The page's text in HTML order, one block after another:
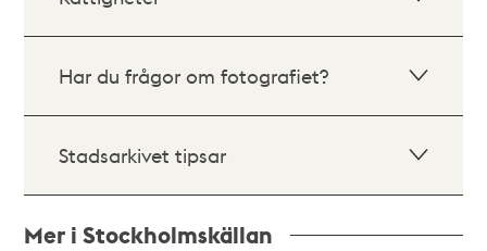
Har du frågor om fotografiet?
Stadsarkivet tipsar
Mer i Stockholmskällan